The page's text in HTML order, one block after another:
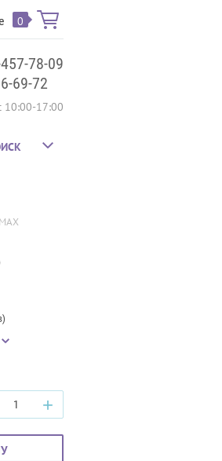
0
78-09
69-72
10:00-17:00
+